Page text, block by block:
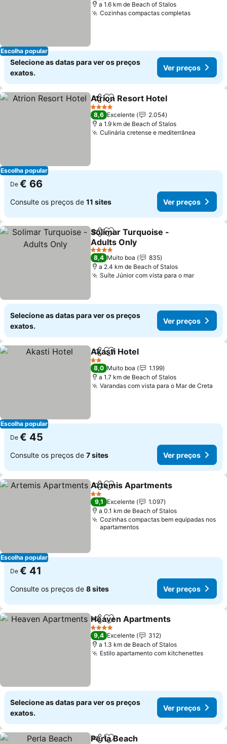
Escolha popular
a 1.6 km de Beach of Stalos
Cozinhas compactas completas
Selecione as datas para ver os preços
exatos.
Ver preços
Escolha popular
PartilharAdicionar aos favoritos
Atrion Resort Hotel
4 Estrelas
8,6 Excelente
2.054
a 1.9 km de Beach of Stalos
Culinária cretense e mediterrânea
De € 66
Consulte os preços de 11 sites Ver preços
PartilharAdicionar aos favoritos
Solimar Turquoise -
Adults Only
4 Estrelas
8,4 Muito boa
835
a 2.4 km de Beach of Stalos
Suíte Júnior com vista para o mar
Selecione as datas para ver os preços
exatos.
Ver preços
Escolha popular
PartilharAdicionar aos favoritos
Akasti Hotel
2 Estrelas
8,0 Muito boa
1.199
a 1.7 km de Beach of Stalos
Varandas com vista para o Mar de Creta
De € 45
Consulte os preços de 7 sites Ver preços
Escolha popular
PartilharAdicionar aos favoritos
Artemis Apartments
2 Estrelas
9,1 Excelente
1.097
a 0.1 km de Beach of Stalos
Cozinhas compactas bem equipadas nos
apartamentos
De € 41
Consulte os preços de 8 sites Ver preços
PartilharAdicionar aos favoritos
Heaven Apartments
4 Estrelas
9,4 Excelente
312
a 1.3 km de Beach of Stalos
Estilo apartamento com kitchenettes
Selecione as datas para ver os preços
exatos.
Ver preços
Perla Beach